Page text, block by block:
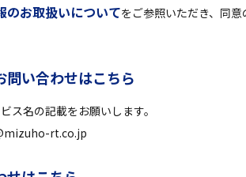
のお取扱いについてをご参照いただき、同
問い合わせはこちら
ス名の記載をお願いします。
rt.co.jp